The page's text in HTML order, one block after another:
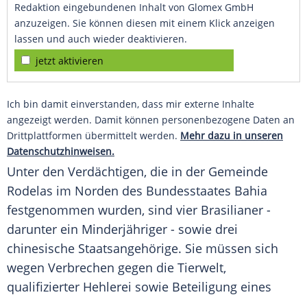
Redaktion eingebundenen Inhalt von Glomex GmbH
anzuzeigen. Sie können diesen mit einem Klick anzeigen
lassen und auch wieder deaktivieren.
jetzt aktivieren
Ich bin damit einverstanden, dass mir externe Inhalte
angezeigt werden. Damit können personenbezogene Daten an
Drittplattformen übermittelt werden. Mehr dazu in unseren
Datenschutzhinweisen.
Unter den Verdächtigen, die in der Gemeinde
Rodelas im Norden des Bundesstaates Bahia
festgenommen wurden, sind vier Brasilianer -
darunter ein Minderjähriger - sowie drei
chinesische Staatsangehörige. Sie müssen sich
wegen Verbrechen gegen die Tierwelt,
qualifizierter Hehlerei sowie Beteiligung eines